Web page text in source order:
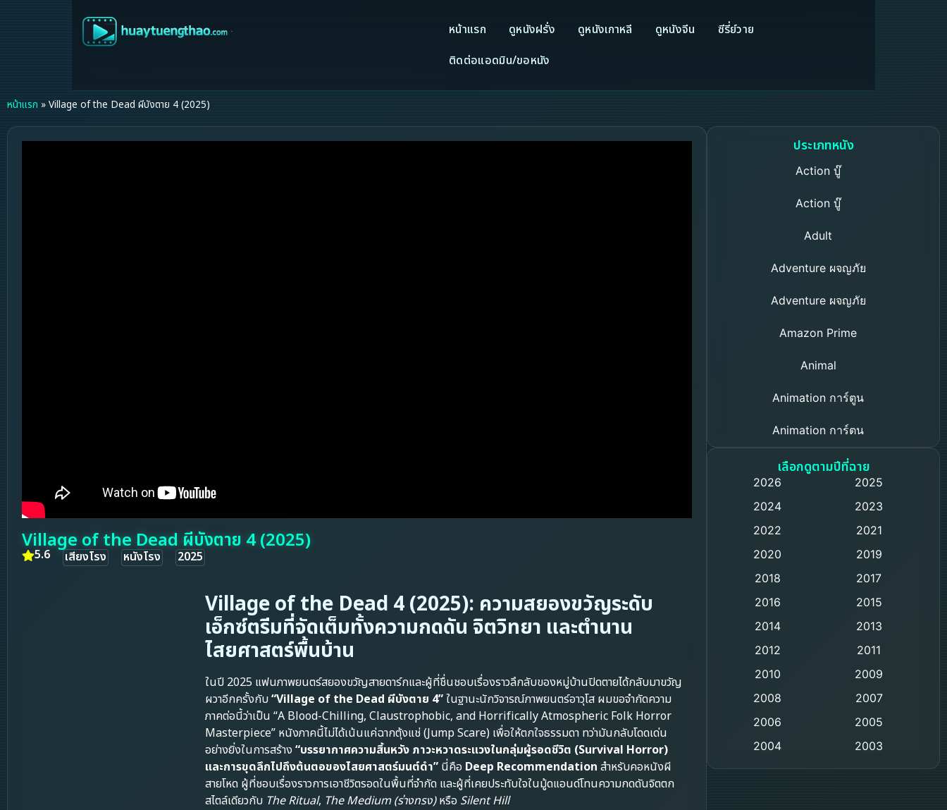
หน้าแรก ดูหนังฝรั่ง ดูหนังเกาหลี ดูหนังจีน
ซีรี่ย์วาย
ติดต่อแอดมิน/ขอหนัง
หน้าแรก » Village of the Dead ผีบังตาย 4 (2025)
Village of the Dead ผีบังตาย 4 (2025)
5.6 เสียงโรง หนังโรง 2025
Village of the Dead 4 (2025): ความสยองขวัญระดับ
เอ็กซ์ตรีมที่จัดเต็มทั้งความกดดัน จิตวิทยา และตำนาน
ไสยศาสตร์พื้นบ้าน
ในปี 2025 แฟนภาพยนตร์สยองขวัญสายดาร์กและผู้ที่ชื่นชอบเรื่องราวลึกลับของหมู่บ้านปิดตายได้กลับมาขวัญ
ผวาอีกครั้งกับ“Village of the Dead ผีบังตาย 4”ในฐานะนักวิจารณ์ภาพยนตร์อาวุโส ผมขอจำกัดความ
ภาคต่อนี้ว่าเป็น “A Blood-Chilling, Claustrophobic, and Horrifically Atmospheric Folk Horror
Masterpiece” หนังภาคนี้ไม่ได้เน้นแค่ฉากตุ้งแช่ (Jump Scare) เพื่อให้ตกใจธรรมดา ทว่ามันกลับโดดเด่น
อย่างยิ่งในการสร้าง “บรรยากาศความสิ้นหวัง ภาวะหวาดระแวงในกลุ่มผู้รอดชีวิต (Survival Horror)
และการขุดลึกไปถึงต้นตอของไสยศาสตร์มนต์ดำ” นี่คือ Deep Recommendation สำหรับคอหนังผี
สายโหด ผู้ที่ชอบเรื่องราวการเอาชีวิตรอดในพื้นที่จำกัด และผู้ที่เคยประทับใจในมู้ดแอนด์โทนความกดดันจิตตก
สไตล์เดียวกับ The Ritual, The Medium (ร่างทรง)หรือ Silent Hill
ประเภทหนัง
Action บู๊
Action บู๊
Adult
Adventure ผจญภัย
Adventure ผจญภัย
Amazon Prime
Animal
Animation การ์ตูน
Animation การ์ตูน
Based on a True Story เรื่องจริง
Biography ชีวิตจริง
Black Comedy
Crime อาชญากรรม
Crime อาชญากรรม
เลือกดูตามปีที่ฉาย
2026
2025
2024
2023
2022
2021
2020
2019
2018
2017
2016
2015
2014
2013
2012
2011
2010
2009
2008
2007
2006
2005
2004
2003
2002
2000